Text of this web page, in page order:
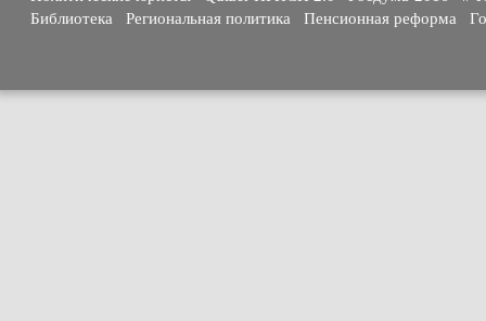
Библиотека
Региональная политика Пенсионная реформа